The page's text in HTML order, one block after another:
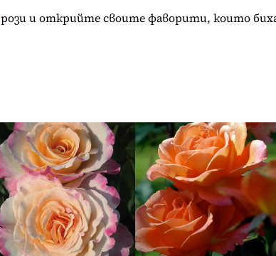
рози и открийте своите фаворити, които